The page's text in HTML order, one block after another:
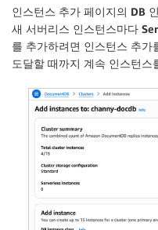
인스턴스 추가 페이지의 DB
새 서버리스 인스턴스마다
를 추가하려면 인스턴스 추가
도달할 때까지 계속 인스턴스